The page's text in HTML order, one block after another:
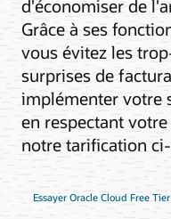
d'économiser de
Grâce à ses
vous évitez les
surprises de
implémenter votre
en respectant
notre tarification
Essayer Oracle Cloud Free Tier